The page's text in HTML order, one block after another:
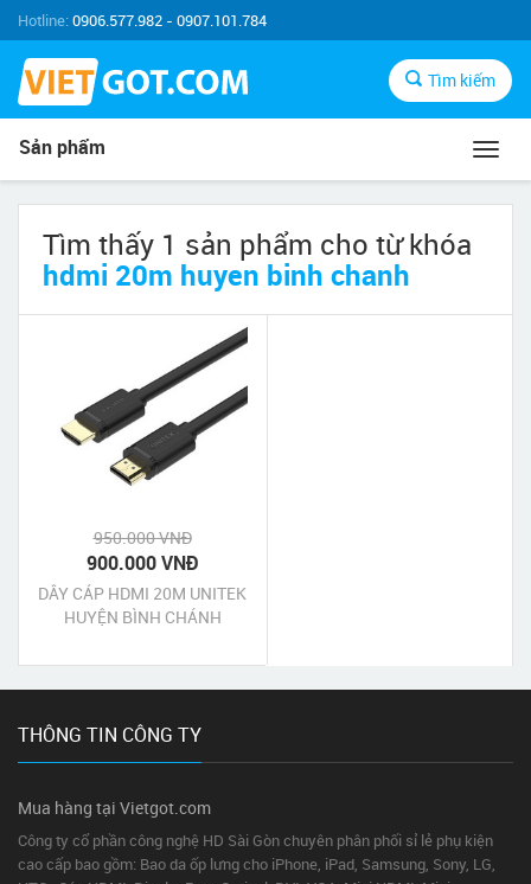
Hotline:0906.577.982 - 0907.101.784
Tìm kiếm
Sản phẩm
Tìm thấy 1 sản phẩm cho từ khóa
hdmi 20m huyen binh chanh
950.000 VNĐ
900.000 VNĐ
DÂY CÁP HDMI 20M UNITEK
HUYỆN BÌNH CHÁNH
THÔNG TIN CÔNG TY
Mua hàng tại Vietgot.com
Công ty cổ phần công nghệ HD Sài Gòn chuyên phân phối sỉ lẻ phụ kiện
cao cấp bao gồm: Bao da ốp lưng cho iPhone, iPad, Samsung, Sony, LG,